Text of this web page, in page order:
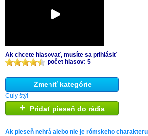
Ak chcete hlasovať, musíte sa prihlásiť
počet hlasov: 5
Zmeniť kategórie
Culy štýl
+ Pridať pieseň do rádia
Ak pieseň nehrá alebo nie je rómskeho charakteru